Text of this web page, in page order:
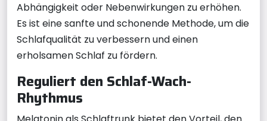
Abhängigkeit oder Nebenwirkungen zu erhöhen.
Es ist eine sanfte und schonende Methode, um die
Schlafqualität zu verbessern und einen
erholsamen Schlaf zu fördern.
Reguliert den Schlaf-Wach-
Rhythmus